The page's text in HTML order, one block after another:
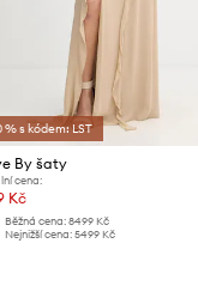
% s kódem: LST
By šaty
cena:
Kč
Běžná cena: 8499 Kč
Nejnižší cena: 5499 Kč